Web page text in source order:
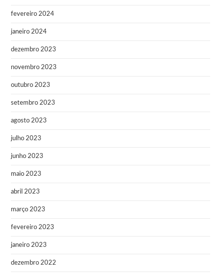
fevereiro 2024
janeiro 2024
dezembro 2023
novembro 2023
outubro 2023
setembro 2023
agosto 2023
julho 2023
junho 2023
maio 2023
abril 2023
março 2023
fevereiro 2023
janeiro 2023
dezembro 2022